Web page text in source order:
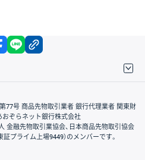
X facebook
77号 商品先物取引業者 銀行代理業者 関東財
おぞらネット銀行株式会社
金融先物取引業協会、日本商品先物取引協会
プライム上場9449）のメンバーです。